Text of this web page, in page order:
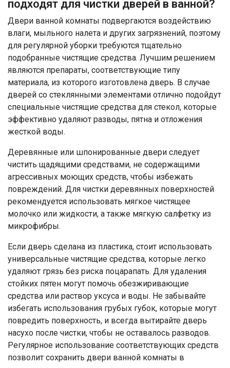
подходят для чистки дверей в ванной?
Двери ванной комнаты подвергаются воздействию
влаги, мыльного налета и других загрязнений, поэтому
для регулярной уборки требуются тщательно
подобранные чистящие средства. Лучшим решением
являются препараты, соответствующие типу
материала, из которого изготовлена ​​дверь. В случае
дверей со стеклянными элементами отлично подойдут
специальные чистящие средства для стекол, которые
эффективно удаляют разводы, пятна и отложения
жесткой воды.
Деревянные или шпонированные двери следует
чистить щадящими средствами, не содержащими
агрессивных моющих средств, чтобы избежать
повреждений. Для чистки деревянных поверхностей
рекомендуется использовать мягкое чистящее
молочко или жидкости, а также мягкую салфетку из
микрофибры.
Если дверь сделана из пластика, стоит использовать
универсальные чистящие средства, которые легко
удаляют грязь без риска поцарапать. Для удаления
стойких пятен могут помочь обезжиривающие
средства или раствор уксуса и воды. Не забывайте
избегать использования грубых губок, которые могут
повредить поверхность, и всегда вытирайте дверь
насухо после чистки, чтобы не оставалось разводов.
Регулярное использование соответствующих средств
позволит сохранить двери ванной комнаты в